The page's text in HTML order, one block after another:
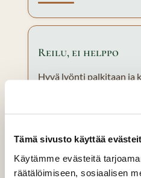
Tämä sivusto käyttää
Käytämme evästeitä
räätälöimiseen, sosiaalisen
Reilu, ei helppo
Hyvä lyönti palkitaan ja
mutta se ei tarjoa
lyömään mahdollisimman